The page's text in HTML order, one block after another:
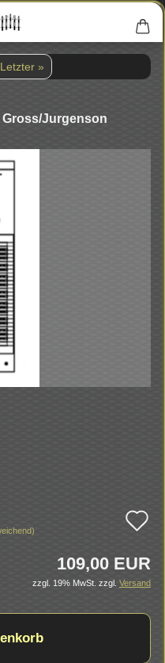
Letzter »
Gross/Jur­gen­son
109,00 EUR
zzgl. 19% MwSt. zzgl. Versand